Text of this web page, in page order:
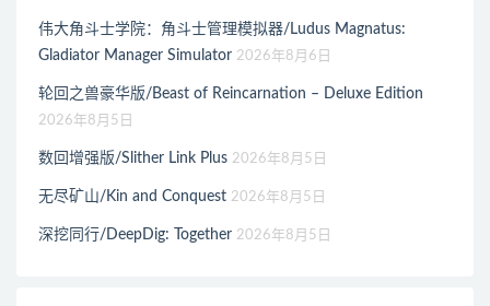
伟大角斗士学院：角斗士管理模拟器/Ludus Magnatus:
Gladiator Manager Simulator 2026年8月6日
轮回之兽豪华版/Beast of Reincarnation – Deluxe Edition
2026年8月5日
数回增强版/Slither Link Plus 2026年8月5日
无尽矿山/Kin and Conquest 2026年8月5日
深挖同行/DeepDig: Together 2026年8月5日